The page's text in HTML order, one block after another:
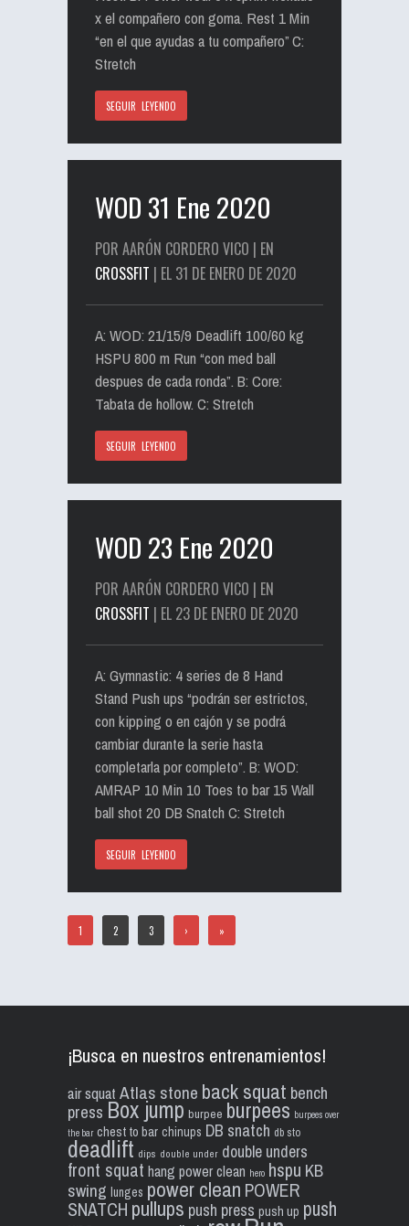
x el compañero con goma. Rest 1 Min
“en el que ayudas a tu compañero” C:
Stretch
SEGUIR LEYENDO
WOD 31 Ene 2020
POR AARÓN CORDERO VICO | EN
CROSSFIT | EL 31 DE ENERO DE 2020
A: WOD: 21/15/9 Deadlift 100/60 kg
HSPU 800 m Run “con med ball
despues de cada ronda”. B: Core:
Tabata de hollow. C: Stretch
SEGUIR LEYENDO
WOD 23 Ene 2020
POR AARÓN CORDERO VICO | EN
CROSSFIT | EL 23 DE ENERO DE 2020
A: Gymnastic: 4 series de 8 Hand
Stand Push ups “podrán ser estrictos,
con kipping o en cajón y se podrá
cambiar durante la serie hasta
completarla por completo”. B: WOD:
AMRAP 10 Min 10 Toes to bar 15 Wall
ball shot 20 DB Snatch C: Stretch
SEGUIR LEYENDO
1 2 3 › »
¡Busca en nuestros entrenamientos!
air squat Atlas stone back squat bench
press Box jump burpee burpees burpees over
the bar chest to bar chinups DB snatch db sto
deadlift dips double under double unders
front squat hang power clean hero hspu KB
swing lunges power clean POWER
SNATCH pullups push press push up push